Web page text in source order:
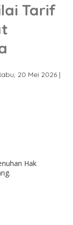
Tarif
20 Mei 2026 |
Hak